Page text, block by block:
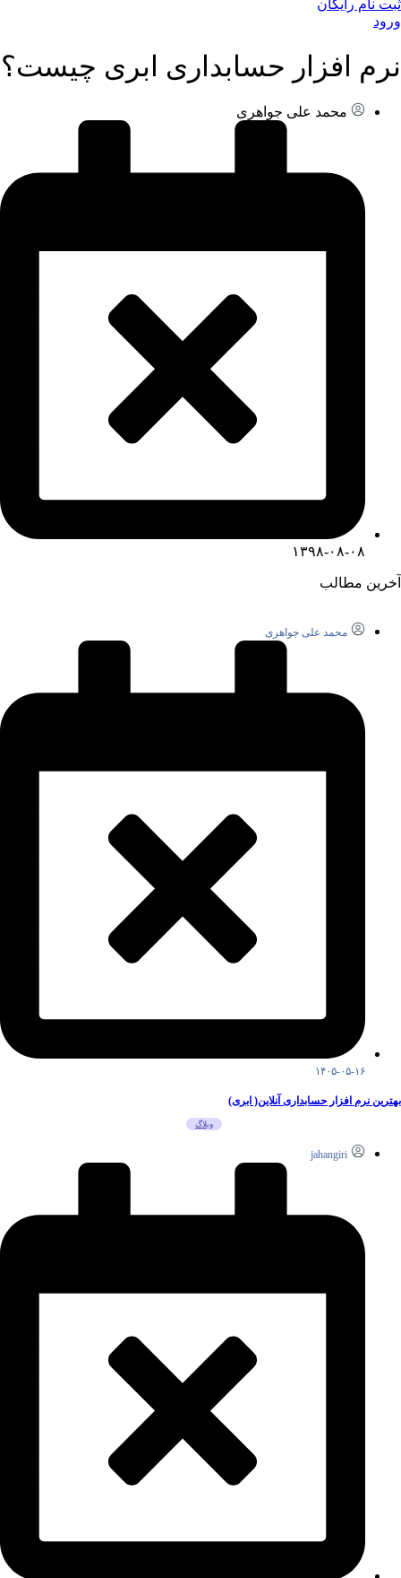
ثبت نام رایگان
ورود
نرم افزار حسابداری ابری چیست؟
محمد علی جواهری
۱۳۹۸-۰۸-۰۸
آخرین مطالب
محمد علی جواهری
۱۴۰۵-۰۵-۱۶
بهترین نرم افزار حسابداری آنلاین( ابری)
وبلاگ
jahangiri